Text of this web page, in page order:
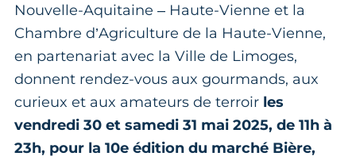
Nouvelle-Aquitaine – Haute-Vienne et la
Chambre d’Agriculture de la Haute-Vienne,
en partenariat avec la Ville de Limoges,
donnent rendez-vous aux gourmands, aux
curieux et aux amateurs de terroir les
vendredi 30 et samedi 31 mai 2025, de 11h à
23h, pour la 10e édition du marché Bière,